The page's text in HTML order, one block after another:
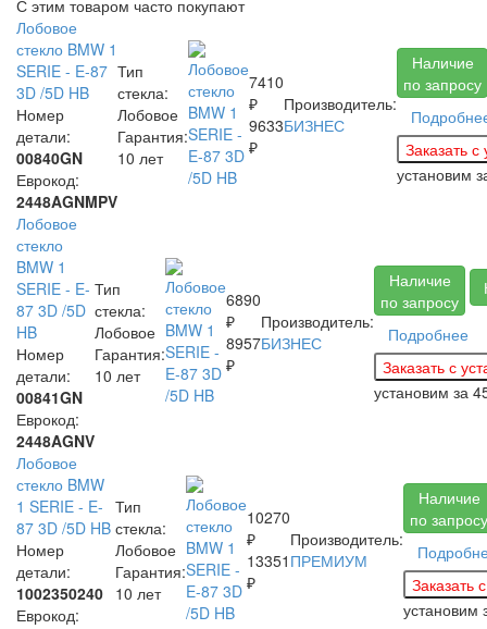
С этим товаром часто покупают
Лобовое
стекло BMW 1
SERIE - E-87
3D /5D HB
Номер
детали:
00840GN
Еврокод:
2448AGNMPV
Тип
стекла:
Лобовое
Гарантия:
10 лет
7410
₽
9633
₽
Производитель:
БИЗНЕС
Наличие
по запросу
установим
Лобовое
стекло
BMW 1
SERIE - E-
87 3D /5D
HB
Номер
детали:
00841GN
Еврокод:
2448AGNV
Тип
стекла:
Лобовое
Гарантия:
10 лет
6890
₽
8957
₽
Производитель:
БИЗНЕС
Наличие
по запросу
Подробнее
установим за
Лобовое
стекло BMW
1 SERIE - E-
87 3D /5D HB
Номер
детали:
1002350240
Еврокод:
Тип
стекла:
Лобовое
Гарантия:
10 лет
10270
₽
13351
₽
Производитель:
ПРЕМИУМ
Наличие
по запросу
установим